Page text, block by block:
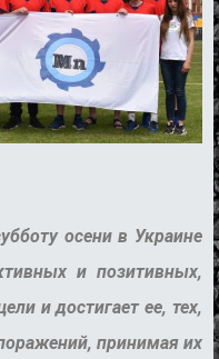
осени в Украине
и позитивных,
и достигает ее, тех,
принимая их